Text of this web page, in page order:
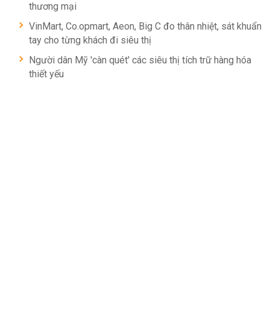
thương mại
VinMart, Co.opmart, Aeon, Big C đo thân nhiệt, sát khuẩn
tay cho từng khách đi siêu thị
Người dân Mỹ 'càn quét' các siêu thị tích trữ hàng hóa
thiết yếu